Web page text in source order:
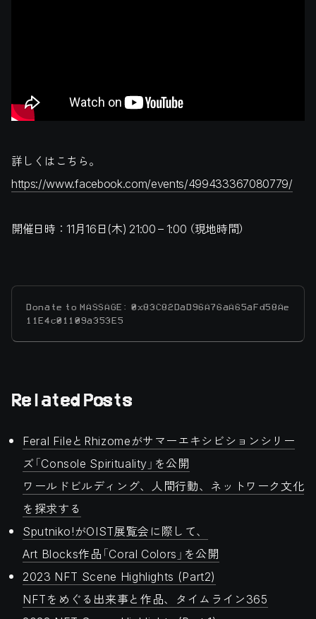
詳しくはこちら。
https://www.facebook.com/events/499433367080779/
開催日時：11月16日(木) 21:00 – 1:00 （現地時間）
Donate to MASSAGE: 0x83C82DaD96A76aA65aFd58Ae
11E4c01109a353E5
Related Posts
Feral FileとRhizomeがサマーエキシビションシリー
ズ「Console Spirituality」を公開
ワールドビルディング、人間行動、ネットワーク文化
を探求する
Sputniko!がOIST展覧会に際して、
Art Blocks作品「Coral Colors」を公開
2023 NFT Scene Highlights (Part2)
NFTをめぐる出来事と作品、タイムライン365